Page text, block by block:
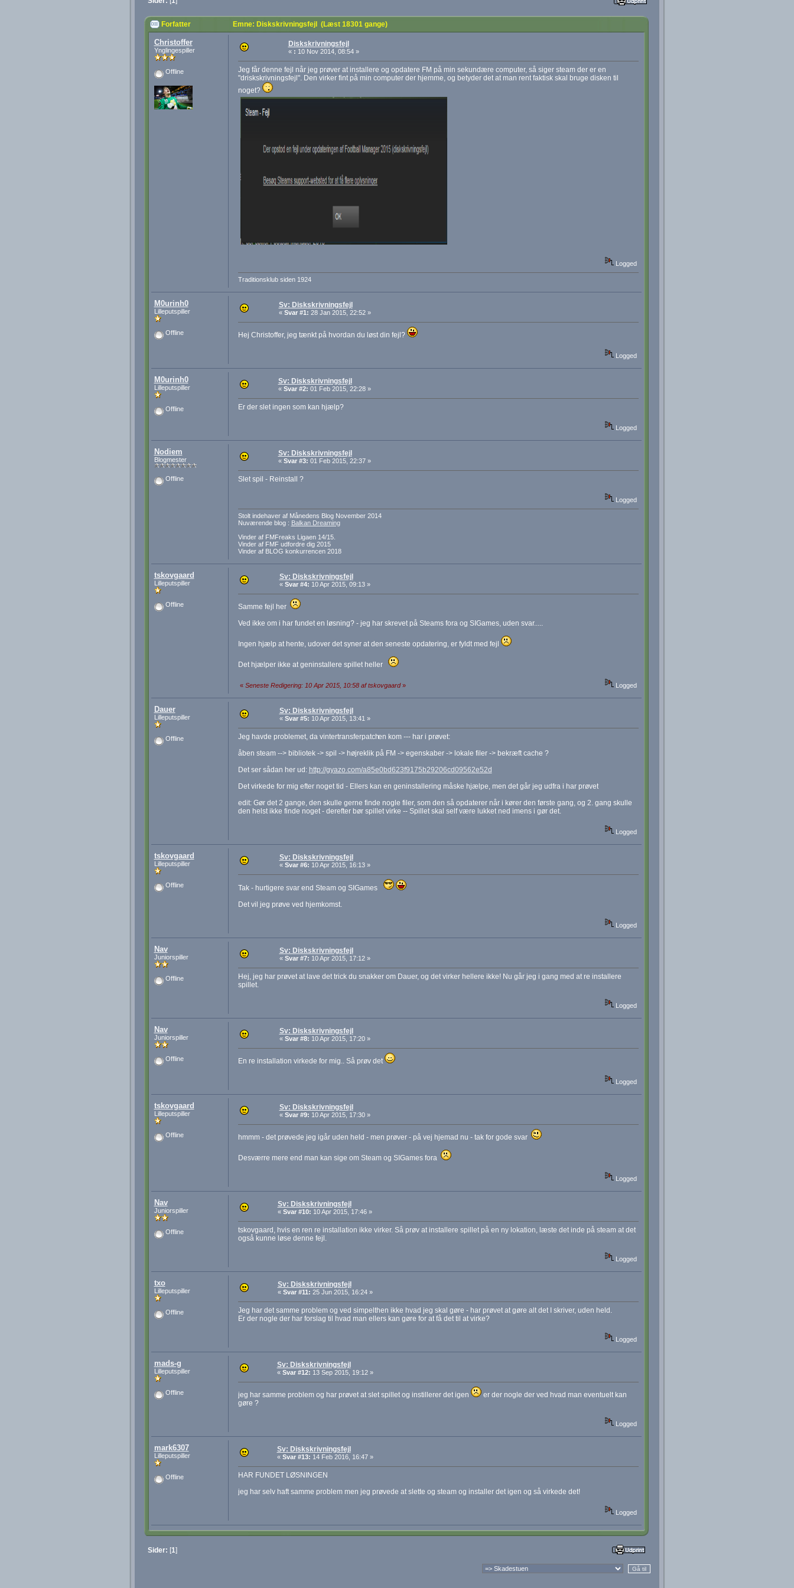
Forfatter Emne: Diskskrivningsfejl (Læst 18301 gange)
Christoffer
Ynglingespiller
Offline
Diskskrivningsfejl
« : 10 Nov 2014, 08:54 »
Jeg får denne fejl når jeg prøver at installere og opdatere FM på min sekundære computer, så siger steam der er en
"driskskrivningsfejl". Den virker fint på min computer der hjemme, og betyder det at man rent faktisk skal bruge disken til
noget?
Logged
Traditionsklub siden 1924
M0urinh0
Lilleputspiller
Offline
Sv: Diskskrivningsfejl
« Svar #1: 28 Jan 2015, 22:52 »
Hej Christoffer, jeg tænkt på hvordan du løst din fejl?
Logged
M0urinh0
Lilleputspiller
Offline
Sv: Diskskrivningsfejl
« Svar #2: 01 Feb 2015, 22:28 »
Er der slet ingen som kan hjælp?
Logged
Nodiem
Blogmester
Offline
Sv: Diskskrivningsfejl
« Svar #3: 01 Feb 2015, 22:37 »
Slet spil - Reinstall ?
Logged
Stolt indehaver af Månedens Blog November 2014
Nuværende blog : Balkan Dreaming
Vinder af FMFreaks Ligaen 14/15.
Vinder af FMF udfordre dig 2015
Vinder af BLOG konkurrencen 2018
tskovgaard
Lilleputspiller
Offline
Sv: Diskskrivningsfejl
« Svar #4: 10 Apr 2015, 09:13 »
Samme fejl her
Ved ikke om i har fundet en løsning? - jeg har skrevet på Steams fora og SIGames, uden svar.....
Ingen hjælp at hente, udover det syner at den seneste opdatering, er fyldt med fejl
Det hjælper ikke at geninstallere spillet heller
« Seneste Redigering: 10 Apr 2015, 10:58 af tskovgaard» Logged
Dauer
Lilleputspiller
Offline
Sv: Diskskrivningsfejl
« Svar #5: 10 Apr 2015, 13:41 »
Jeg havde problemet, da vintertransferpatchen kom --- har i prøvet:
åben steam --> bibliotek -> spil -> højreklik på FM -> egenskaber -> lokale filer -> bekræft cache ?
Det ser sådan her ud: http://gyazo.com/a85e0bd623f9175b29206cd09562e52d
Det virkede for mig efter noget tid - Ellers kan en geninstallering måske hjælpe, men det går jeg udfra i har prøvet
edit: Gør det 2 gange, den skulle gerne finde nogle filer, som den så opdaterer når i kører den første gang, og 2. gang skulle
den helst ikke finde noget - derefter bør spillet virke -- Spillet skal self være lukket ned imens i gør det.
Logged
tskovgaard
Lilleputspiller
Offline
Sv: Diskskrivningsfejl
« Svar #6: 10 Apr 2015, 16:13 »
Tak - hurtigere svar end Steam og SIGames
Det vil jeg prøve ved hjemkomst.
Logged
Nav
Juniorspiller
Offline
Sv: Diskskrivningsfejl
« Svar #7: 10 Apr 2015, 17:12 »
Hej, jeg har prøvet at lave det trick du snakker om Dauer, og det virker hellere ikke! Nu går jeg i gang med at re installere
spillet.
Logged
Nav
Juniorspiller
Offline
Sv: Diskskrivningsfejl
« Svar #8: 10 Apr 2015, 17:20 »
En re installation virkede for mig.. Så prøv det
Logged
tskovgaard
Lilleputspiller
Offline
Sv: Diskskrivningsfejl
« Svar #9: 10 Apr 2015, 17:30 »
hmmm - det prøvede jeg igår uden held - men prøver - på vej hjemad nu - tak for gode svar
Desværre mere end man kan sige om Steam og SIGames fora
Logged
Nav
Juniorspiller
Offline
Sv: Diskskrivningsfejl
« Svar #10: 10 Apr 2015, 17:46 »
tskovgaard, hvis en ren re installation ikke virker. Så prøv at installere spillet på en ny lokation, læste det inde på steam at det
også kunne løse denne fejl.
Logged
txo
Lilleputspiller
Offline
Sv: Diskskrivningsfejl
« Svar #11: 25 Jun 2015, 16:24 »
Jeg har det samme problem og ved simpelthen ikke hvad jeg skal gøre - har prøvet at gøre alt det I skriver, uden held.
Er der nogle der har forslag til hvad man ellers kan gøre for at få det til at virke?
Logged
mads-g
Lilleputspiller
Offline
Sv: Diskskrivningsfejl
« Svar #12: 13 Sep 2015, 19:12 »
jeg har samme problem og har prøvet at slet spillet og instillerer det igen
er der nogle der ved hvad man eventuelt kan
gøre ?
Logged
mark6307
Lilleputspiller
Offline
Sv: Diskskrivningsfejl
« Svar #13: 14 Feb 2016, 16:47 »
HAR FUNDET LØSNINGEN
jeg har selv haft samme problem men jeg prøvede at slette og steam og installer det igen og så virkede det!
Logged
Sider: [1]